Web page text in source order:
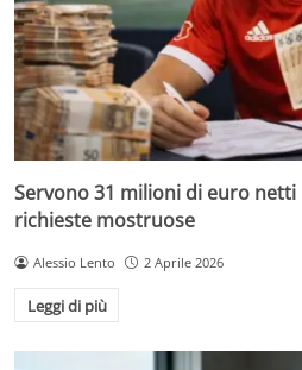
Servono 31 milioni di euro netti
richieste mostruose
Alessio Lento 2 Aprile 2026
Leggi di più